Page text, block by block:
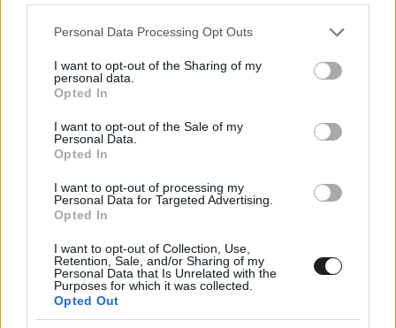
Please note that this website/app uses one or more Google
not limited to your visit or usage behaviour. You may click to
grant or deny consent to Google and its third-party tags to
use your data for below specified purposes in below Google
consent section.
Personal Data Processing Opt Outs
I want to opt-out of the Sharing of my
personal data.
Opted In
I want to opt-out of the Sale of my
Personal Data.
Opted In
I want to opt-out of processing my
Personal Data for Targeted Advertising.
Opted In
I want to opt-out of Collection, Use,
Retention, Sale, and/or Sharing of my
Personal Data that Is Unrelated with the
Purposes for which it was collected.
Opted Out
A második rajtsor az Alpine-é lett: a 36-os autó
végzett a harmadik, a 35-ös pedig a negyedik
helyen, míg 5.-ként a 38-as Cadillacet
rangsorolták. A 6. és 7. pozíciót az Aston
Martinok szerezték meg, a 8. helyen pedig jött az
egyetlen top 10-be jutó Ferrari, az 50-es. A
legjobb tízet a 93-as Peugeot és a 15-ös BMW
tette teljessé.
Az imolai szezonnyitót megnyerőToyota
egyetlen autóval sem képviselte magát az utolsó
szakaszban – a jobbik autójuk, a 7-es a 12.